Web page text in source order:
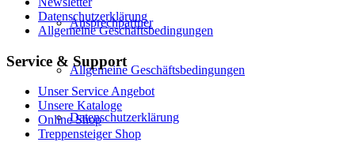
Ansprechpartner
Allgemeine Geschäftsbedingungen
Datenschutzerklärung
Datenschutzerklärung
Allgemeine Geschäftsbedingungen
Service & Support
Unser Service Angebot
Unsere Kataloge
Online Shop
Treppensteiger Shop